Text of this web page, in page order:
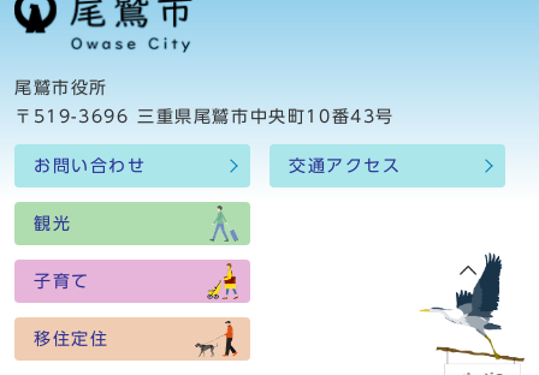
尾鷲市役所
〒519-3696 三重県尾鷲市中央町10番43号
お問い合わせ 交通アクセス
観光
子育て
移住定住